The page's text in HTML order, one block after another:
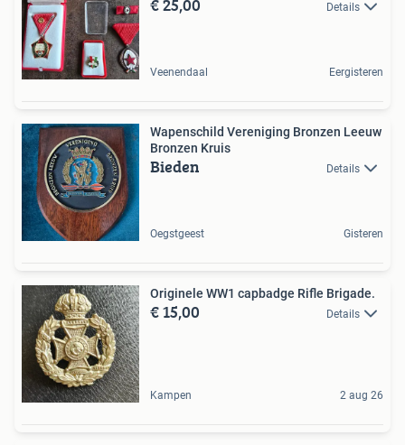
€ 25,00 Details
Veenendaal Eergisteren
Wapenschild Vereniging Bronzen Leeuw
Bronzen Kruis
Bieden Details
Oegstgeest Gisteren
Originele WW1 capbadge Rifle Brigade.
€ 15,00 Details
Kampen 2 aug 26